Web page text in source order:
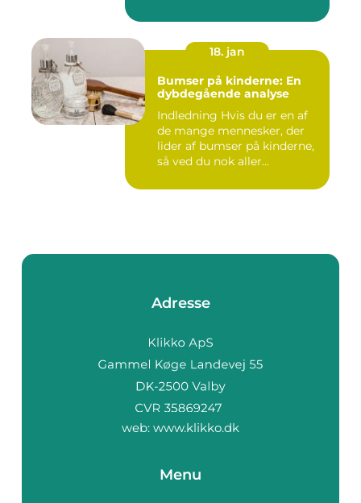
18. jan
Bumser på kinderne: En
dybdegående analyse
Indledning Hvis du er en af
de mange mennesker, der
lider af bumser på kinderne,
så ved du nok aller...
Adresse
web: www.klikko.dk
Menu